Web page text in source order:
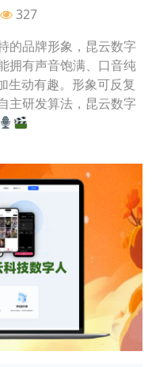
327
的品牌形象，昆云数字
拥有声音饱满、口音纯
生动有趣。形象可反复
主研发算法，昆云数字